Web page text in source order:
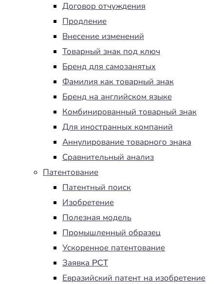
Договор отчуждения
Продление
Внесение изменений
Товарный знак под ключ
Бренд для самозанятых
Фамилия как товарный знак
Бренд на английском языке
Комбинированный товарный знак
Для иностранных компаний
Аннулирование товарного знака
Сравнительный анализ
Патентование
Патентный поиск
Изобретение
Полезная модель
Промышленный образец
Ускоренное патентование
Заявка PCT
Евразийский патент на изобретение